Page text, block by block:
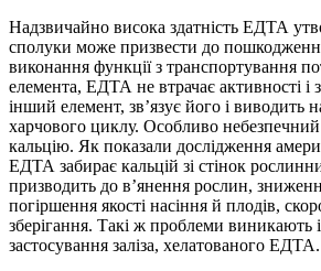
Надзвичайно висока здатність ЕДТА
сполуки може призвести до
виконання функції з транспортування
елемента, ЕДТА не втрачає активності і
інший елемент, зв’язує його і виводить
харчового циклу. Особливо
кальцію. Як показали дослідження
ЕДТА забирає кальцій зі стінок
призводить до в’янення рослин,
погіршення якості насіння й плодів,
зберігання. Такі ж проблеми виникають
застосування заліза, хелатованого ЕДТА.